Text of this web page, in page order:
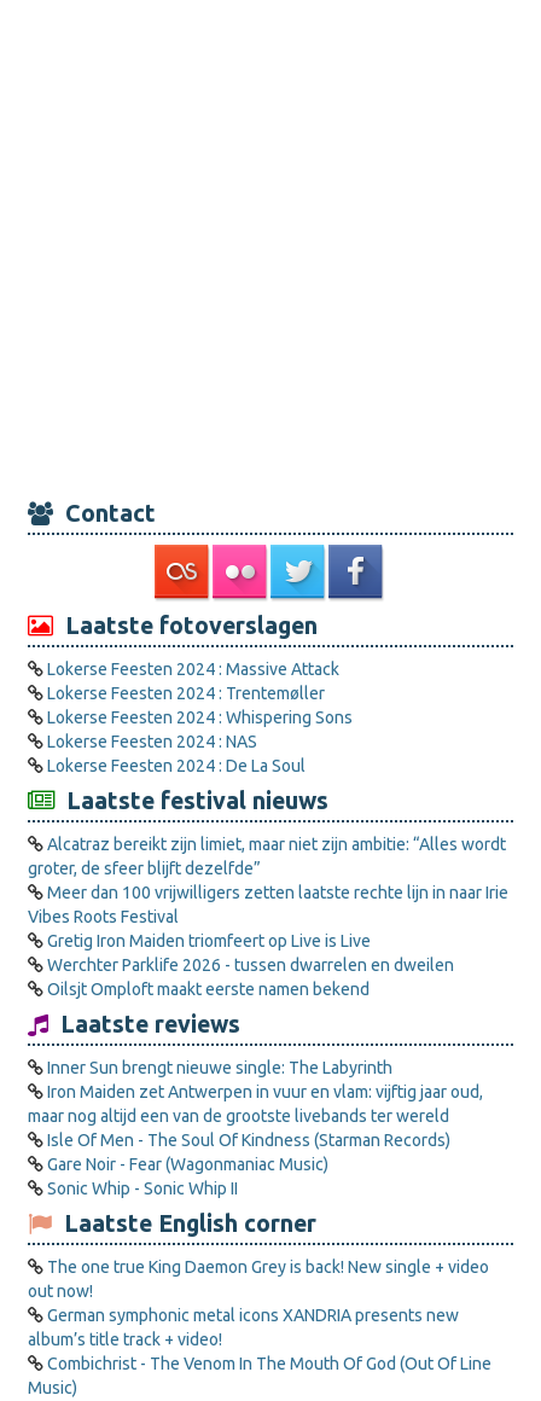
Contact
Laatste fotoverslagen
Lokerse Feesten 2024 : Massive Attack
Lokerse Feesten 2024 : Trentemøller
Lokerse Feesten 2024 : Whispering Sons
Lokerse Feesten 2024 : NAS
Lokerse Feesten 2024 : De La Soul
Laatste festival nieuws
Alcatraz bereikt zijn limiet, maar niet zijn ambitie: “Alles wordt
groter, de sfeer blijft dezelfde”
Meer dan 100 vrijwilligers zetten laatste rechte lijn in naar Irie
Vibes Roots Festival
Gretig Iron Maiden triomfeert op Live is Live
Werchter Parklife 2026 - tussen dwarrelen en dweilen
Oilsjt Omploft maakt eerste namen bekend
Laatste reviews
Inner Sun brengt nieuwe single: The Labyrinth
Iron Maiden zet Antwerpen in vuur en vlam: vijftig jaar oud,
maar nog altijd een van de grootste livebands ter wereld
Isle Of Men - The Soul Of Kindness (Starman Records)
Gare Noir - Fear (Wagonmaniac Music)
Sonic Whip - Sonic Whip II
Laatste English corner
The one true King Daemon Grey is back! New single + video
out now!
German symphonic metal icons XANDRIA presents new
album’s title track + video!
Combichrist - The Venom In The Mouth Of God (Out Of Line
Music)